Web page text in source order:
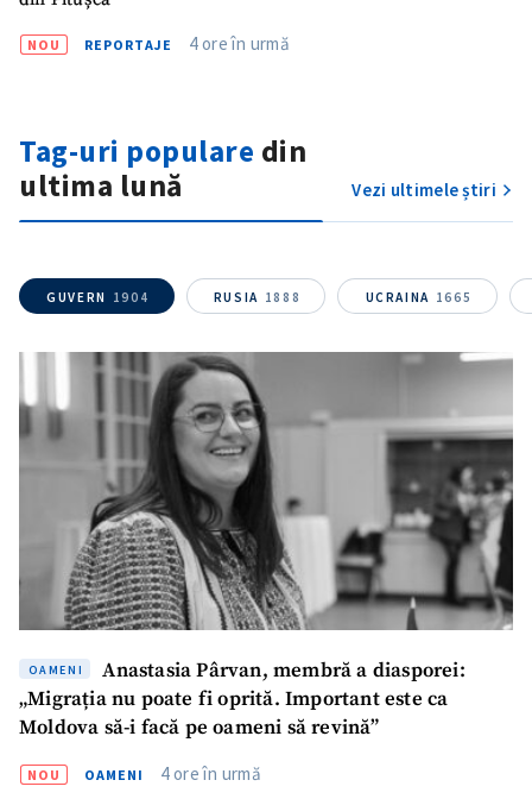
NOU REPORTAJE 4 ore în urmă
Tag-uri populare din
ultima lună
Vezi ultimele știri
GUVERN 1904 RUSIA 1888 UCRAINA 1665
OAMENI
Anastasia Pârvan, membră a diasporei:
„Migrația nu poate fi oprită. Important este ca
Moldova să-i facă pe oameni să revină”
NOU OAMENI 4 ore în urmă
Email+ Emailul meu
Telefon
+ Telefon personal
acord cu politica de
confidențialitate.
TRIMITE ȘTIREA